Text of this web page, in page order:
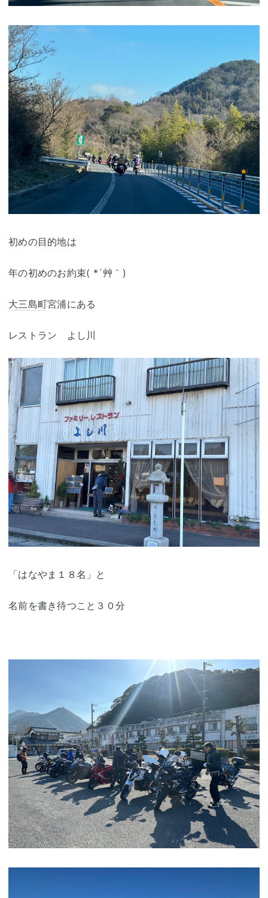
初めの目的地は
年の初めのお約束( *´艸｀)
大三島町宮浦にある
レストラン よし川
「はなやま１８名」と
名前を書き待つこと３０分